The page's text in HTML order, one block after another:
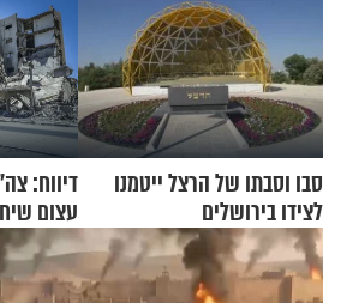
סבו וסבתו של הרצל ייטמנו
לצידו בירושלים
דיווח:
עצום
לשניים